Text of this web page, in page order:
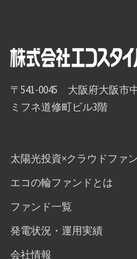
〒541-0045 大阪府大阪市
ミフネ道修町ビル3階
太陽光投資×クラウドファ
エコの輪ファンドとは
ファンド一覧
発電状況・運用実績
会社情報